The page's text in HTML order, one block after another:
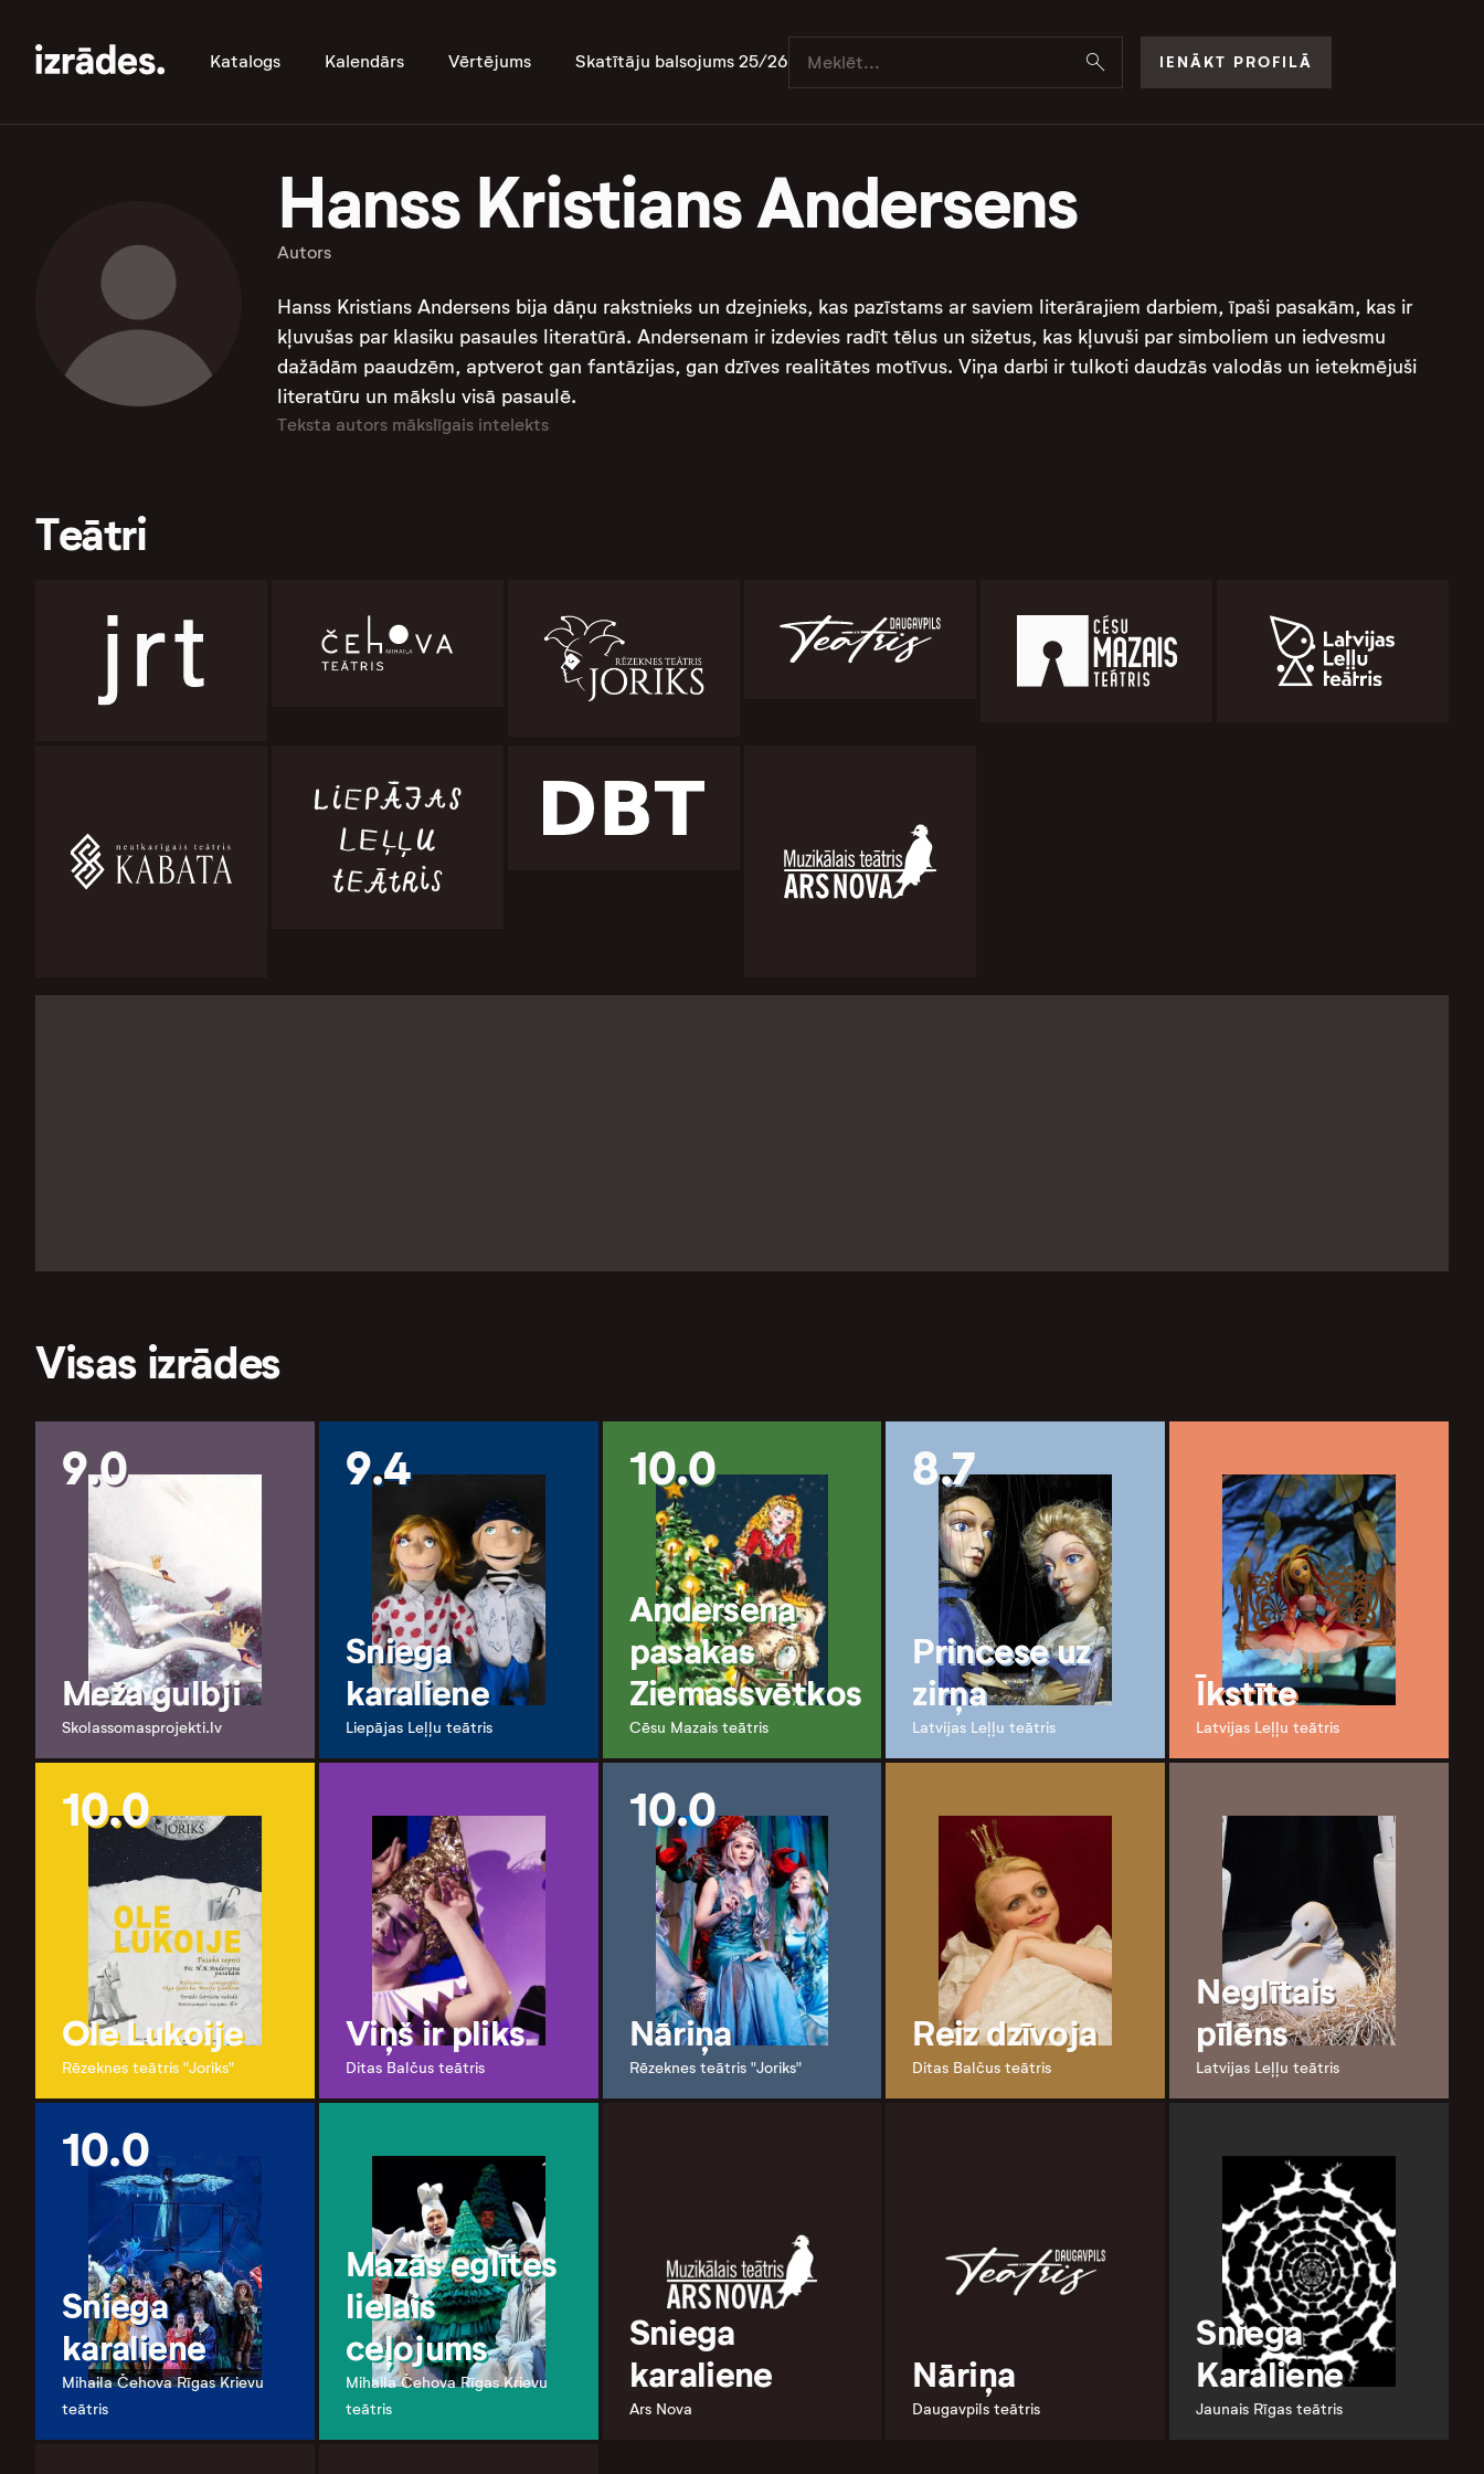
Katalogs Kalendārs Vērtējums Skatītāju balsojums 25/26 IENĀKT PROFILĀ
Hanss Kristians Andersens
Autors
Hanss Kristians Andersens bija dāņu rakstnieks un dzejnieks, kas pazīstams ar saviem literārajiem darbiem, īpaši pasakām, kas ir
kļuvušas par klasiku pasaules literatūrā. Andersenam ir izdevies radīt tēlus un sižetus, kas kļuvuši par simboliem un iedvesmu
dažādām paaudzēm, aptverot gan fantāzijas, gan dzīves realitātes motīvus. Viņa darbi ir tulkoti daudzās valodās un ietekmējuši
literatūru un mākslu visā pasaulē.
Teksta autors mākslīgais intelekts
Teātri
Visas izrādes
9.0
Meža gulbji
Skolassomasprojekti.lv
9.4
Sniega
karaliene
Liepājas Leļļu teātris
10.0
Andersena
pasakas
Ziemassvētkos
Cēsu Mazais teātris
8.7
Princese uz
zirņa
Latvijas Leļļu teātris
Īkstīte
Latvijas Leļļu teātris
10.0
Ole Lukoije
Rēzeknes teātris "Joriks"
Viņš ir pliks
Ditas Balčus teātris
10.0
Nāriņa
Rēzeknes teātris "Joriks"
Reiz dzīvoja
Ditas Balčus teātris
Neglītais
pīlēns
Latvijas Leļļu teātris
10.0
Sniega
karaliene
Mihaila Čehova Rīgas Krievu
teātris
Mazās eglītes
lielais
ceļojums
Mihaila Čehova Rīgas Krievu
teātris
Sniega
karaliene
Ars Nova
Nāriņa
Daugavpils teātris
Sniega
Karaliene
Jaunais Rīgas teātris